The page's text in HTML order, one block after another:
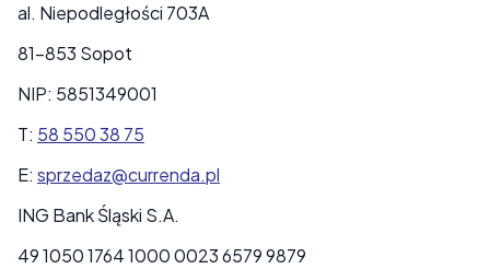
al. Niepodległości 703A
81-853 Sopot
NIP: 5851349001
T: 58 550 38 75
E: sprzedaz@currenda.pl
ING Bank Śląski S.A.
49 1050 1764 1000 0023 6579 9879